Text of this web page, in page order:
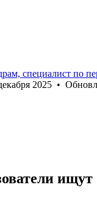
специалист по
2025 •
ищут